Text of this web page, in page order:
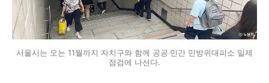
서울시는 오는 11월까지 자치구와 함께 공공‧민간 민방위대피소 일제
점검에 나선다.